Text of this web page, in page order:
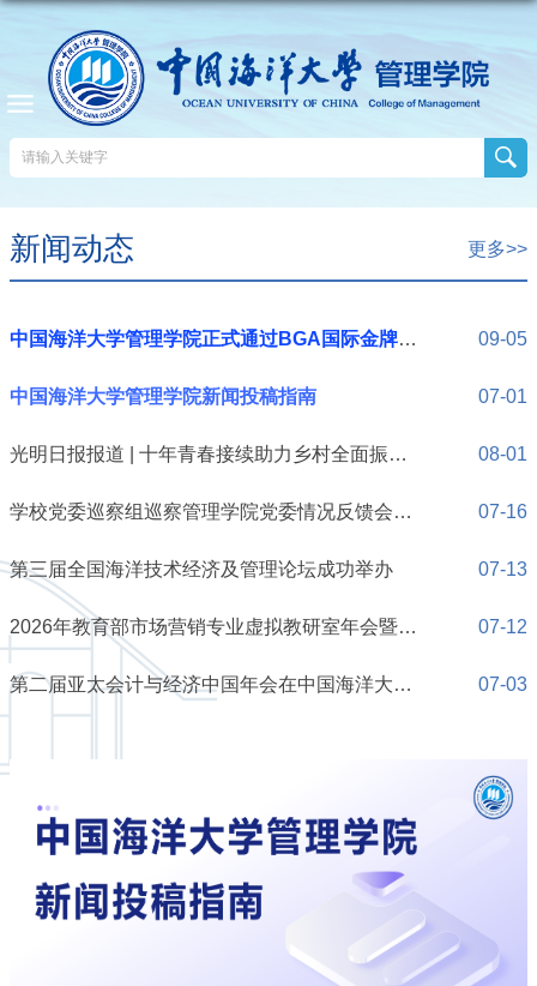
新闻动态 更多>>
09-05
中国海洋大学管理学院正式通过BGA国际金牌认证
07-01
中国海洋大学管理学院新闻投稿指南
08-01
光明日报报道 | 十年青春接续助力乡村全面振兴 ——记中国海洋大学“红旗智援”博士团队
07-16
学校党委巡察组巡察管理学院党委情况反馈会召开
07-13
第三届全国海洋技术经济及管理论坛成功举办
07-12
2026年教育部市场营销专业虚拟教研室年会暨商学院院长高峰论坛成功举办
07-03
第二届亚太会计与经济中国年会在中国海洋大学举办